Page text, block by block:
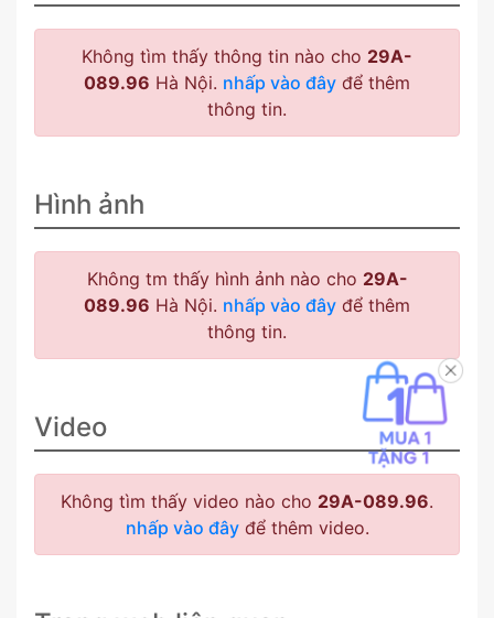
Không tìm thấy thông tin nào cho 29A-
089.96 Hà Nội. nhấp vào đây để thêm
thông tin.
Hình ảnh
Không tm thấy hình ảnh nào cho 29A-
089.96 Hà Nội. nhấp vào đây để thêm
thông tin.
Video
Không tìm thấy video nào cho 29A-089.96.
nhấp vào đâyđể thêm video.